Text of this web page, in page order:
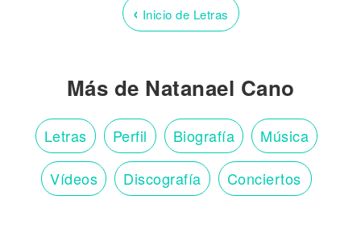
‹ Inicio de Letras
Más de Natanael Cano
Letras Perfil Biografía Música
Vídeos Discografía Conciertos